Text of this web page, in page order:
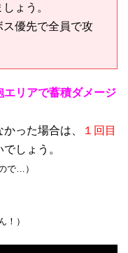
ょう。
優先で全員で攻
エリアで蓄積ダメージ
った場合は、
１回目
しょう。
で…）
！）